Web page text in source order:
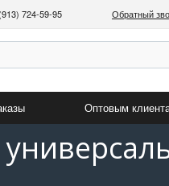
724-59-95 Обратный
Оптовым